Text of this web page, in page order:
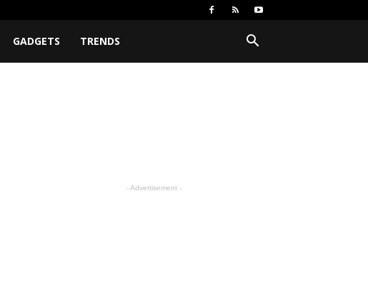
GADGETS TRENDS
- Advertisement -